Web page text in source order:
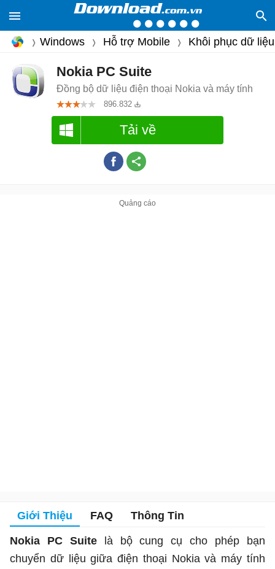
Windows Hỗ trợ Mobile Khôi phục dữ liệu
Nokia PC Suite
Đồng bộ dữ liệu điện thoại Nokia và máy tính
896.832
Tải về
Giới Thiệu FAQ Thông Tin
Nokia PC Suite là bộ cung cụ cho phép bạn
chuyển dữ liệu giữa điện thoại Nokia và máy tính